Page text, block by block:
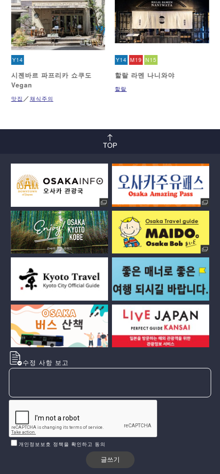
Y14
시젠바르 파프리카 쇼쿠도
Vegan
맛집 채식주의
Y14 M19 N15
할랄 라멘 나니와야
할랄
수정 사항 보고
개인정보보호 정책을 확인하고 동의